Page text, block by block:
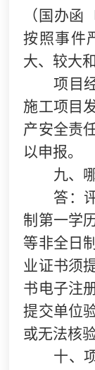
（国办函
按照事件
大、较大
项目
施工项目
产安全责
以申报。
九、
答：
制第一学
等非全日
业证书须
书电子注
提交单位
或无法核
十、